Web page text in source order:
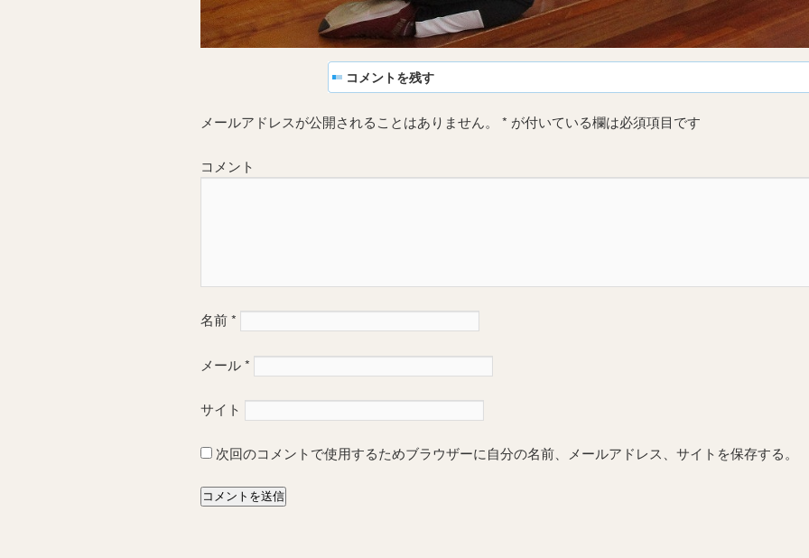
コメントを残す
メールアドレスが公開されることはありません。 * が付いている欄は必須項目です
コメント
名前*
メール*
サイト
次回のコメントで使用するためブラウザーに自分の名前、メールアドレス、サイトを保存する。